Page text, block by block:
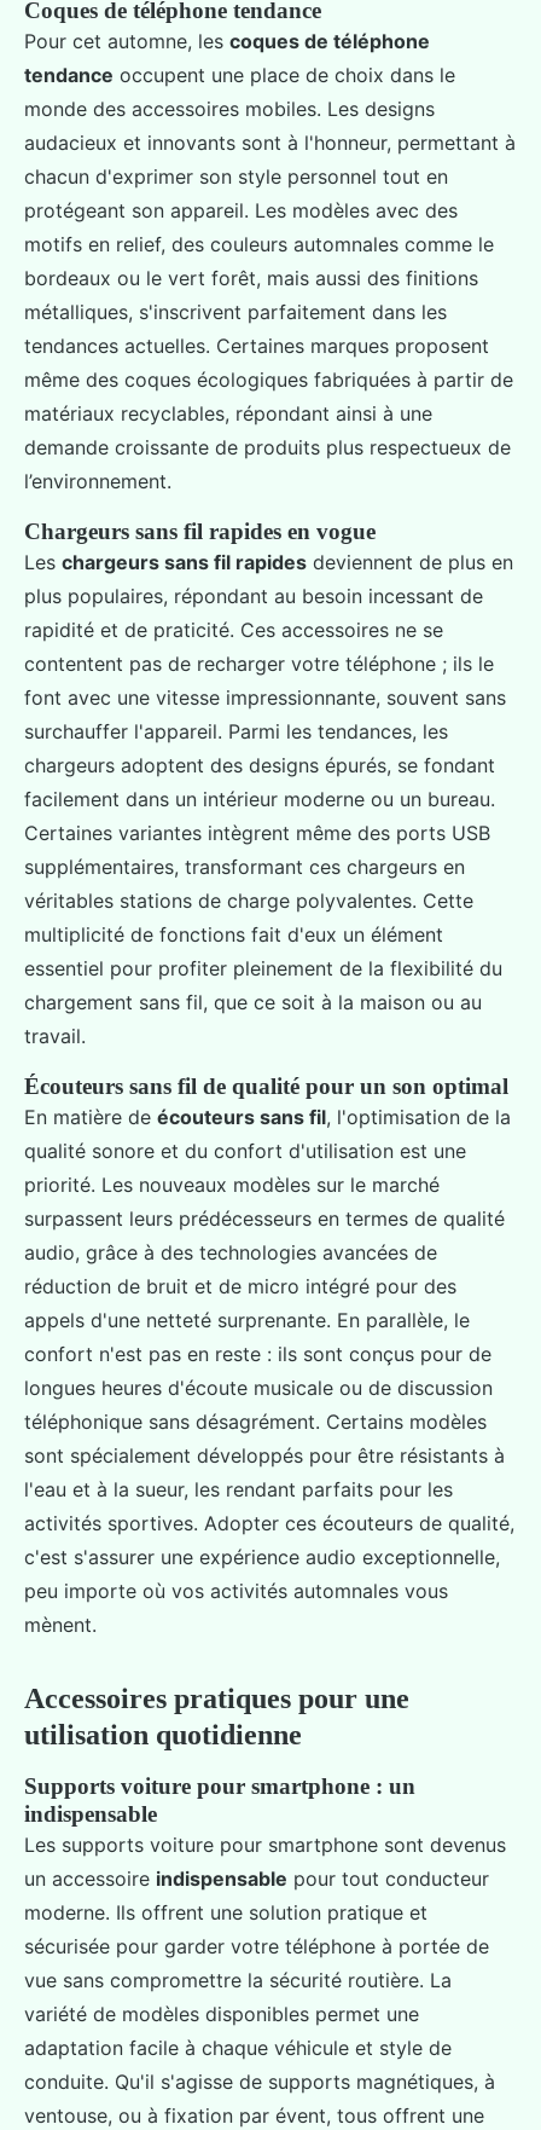
Coques de téléphone tendance
Pour cet automne, les coques de téléphone
tendance occupent une place de choix dans le
monde des accessoires mobiles. Les designs
audacieux et innovants sont à l'honneur, permettant à
chacun d'exprimer son style personnel tout en
protégeant son appareil. Les modèles avec des
motifs en relief, des couleurs automnales comme le
bordeaux ou le vert forêt, mais aussi des finitions
métalliques, s'inscrivent parfaitement dans les
tendances actuelles. Certaines marques proposent
même des coques écologiques fabriquées à partir de
matériaux recyclables, répondant ainsi à une
demande croissante de produits plus respectueux de
l’environnement.
Chargeurs sans fil rapides en vogue
Les chargeurs sans fil rapides deviennent de plus en
plus populaires, répondant au besoin incessant de
rapidité et de praticité. Ces accessoires ne se
contentent pas de recharger votre téléphone ; ils le
font avec une vitesse impressionnante, souvent sans
surchauffer l'appareil. Parmi les tendances, les
chargeurs adoptent des designs épurés, se fondant
facilement dans un intérieur moderne ou un bureau.
Certaines variantes intègrent même des ports USB
supplémentaires, transformant ces chargeurs en
véritables stations de charge polyvalentes. Cette
multiplicité de fonctions fait d'eux un élément
essentiel pour profiter pleinement de la flexibilité du
chargement sans fil, que ce soit à la maison ou au
travail.
Écouteurs sans fil de qualité pour un son optimal
En matière de écouteurs sans fil, l'optimisation de la
qualité sonore et du confort d'utilisation est une
priorité. Les nouveaux modèles sur le marché
surpassent leurs prédécesseurs en termes de qualité
audio, grâce à des technologies avancées de
réduction de bruit et de micro intégré pour des
appels d'une netteté surprenante. En parallèle, le
confort n'est pas en reste : ils sont conçus pour de
longues heures d'écoute musicale ou de discussion
téléphonique sans désagrément. Certains modèles
sont spécialement développés pour être résistants à
l'eau et à la sueur, les rendant parfaits pour les
activités sportives. Adopter ces écouteurs de qualité,
c'est s'assurer une expérience audio exceptionnelle,
peu importe où vos activités automnales vous
mènent.
Accessoires pratiques pour une
utilisation quotidienne
Supports voiture pour smartphone : un
indispensable
Les supports voiture pour smartphone sont devenus
un accessoire indispensable pour tout conducteur
moderne. Ils offrent une solution pratique et
sécurisée pour garder votre téléphone à portée de
vue sans compromettre la sécurité routière. La
variété de modèles disponibles permet une
adaptation facile à chaque véhicule et style de
conduite. Qu'il s'agisse de supports magnétiques, à
ventouse, ou à fixation par évent, tous offrent une